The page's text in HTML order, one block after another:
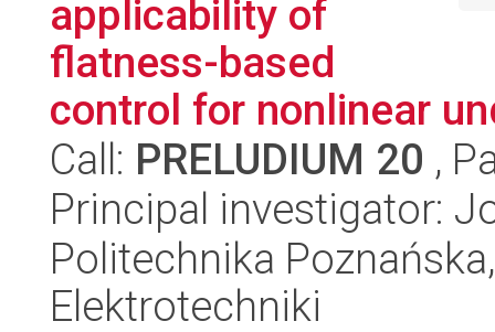
applicability of
flatness-based
control for nonlinear
Call: PRELUDIUM 20 ,
Principal investigator:
Politechnika
Elektrotechniki